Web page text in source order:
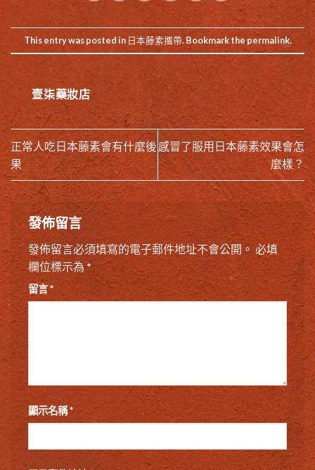
This entry was posted in 日本藤素攜帶. Bookmark the permalink.
壹柒藥妝店
正常人吃日本藤素會有什麼後
果
感冒了服用日本藤素效果會怎
麼樣？
發佈留言
發佈留言必須填寫的電子郵件地址不會公開。 必填
欄位標示為 *
留言*
顯示名稱*